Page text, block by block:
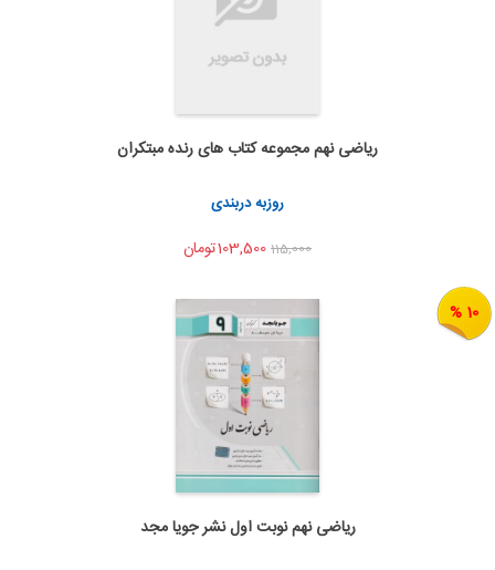
به من اطلاع بده
اشتراک گذاری
ریاضی نهم مجموعه کتاب های رنده مبتکران
روزبه دربندی
115,000
10 %
به من اطلاع بده
ریاضی نهم نوبت اول نشر جویا مجد